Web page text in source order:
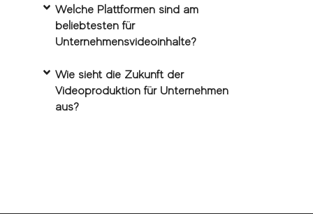
Welche Plattformen sind am
beliebtesten für
Unternehmensvideoinhalte?
Wie sieht die Zukunft der
Videoproduktion für Unternehmen
aus?